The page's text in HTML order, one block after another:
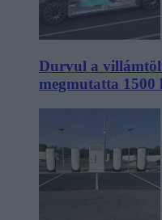
Durvul a
megmutatta 1500